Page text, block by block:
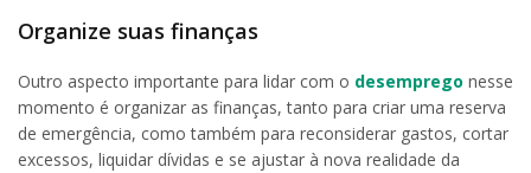
Organize suas finanças
Outro aspecto importante para lidar com o desemprego nesse
momento é organizar as finanças, tanto para criar uma reserva
de emergência, como também para reconsiderar gastos, cortar
excessos, liquidar dívidas e se ajustar à nova realidade da